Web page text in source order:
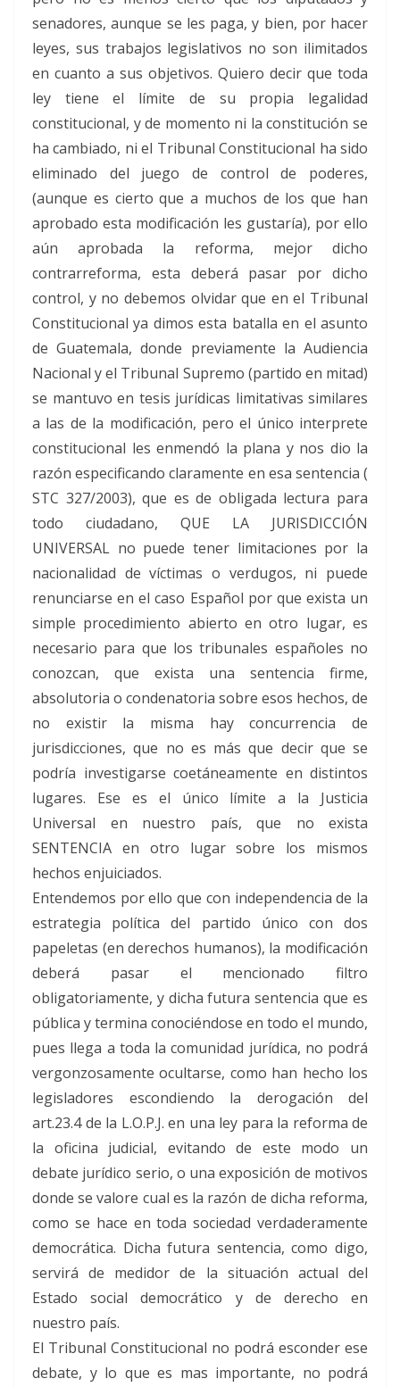
senadores, aunque se les paga, y bien, por hacer
leyes, sus trabajos legislativos no son ilimitados
en cuanto a sus objetivos. Quiero decir que toda
ley tiene el límite de su propia legalidad
constitucional, y de momento ni la constitución se
ha cambiado, ni el Tribunal Constitucional ha sido
eliminado del juego de control de poderes,
(aunque es cierto que a muchos de los que han
aprobado esta modificación les gustaría), por ello
aún aprobada la reforma, mejor dicho
contrarreforma, esta deberá pasar por dicho
control, y no debemos olvidar que en el Tribunal
Constitucional ya dimos esta batalla en el asunto
de Guatemala, donde previamente la Audiencia
Nacional y el Tribunal Supremo (partido en mitad)
se mantuvo en tesis jurídicas limitativas similares
a las de la modificación, pero el único interprete
constitucional les enmendó la plana y nos dio la
razón especificando claramente en esa sentencia (
STC 327/2003), que es de obligada lectura para
todo ciudadano, QUE LA JURISDICCIÓN
UNIVERSAL no puede tener limitaciones por la
nacionalidad de víctimas o verdugos, ni puede
renunciarse en el caso Español por que exista un
simple procedimiento abierto en otro lugar, es
necesario para que los tribunales españoles no
conozcan, que exista una sentencia firme,
absolutoria o condenatoria sobre esos hechos, de
no existir la misma hay concurrencia de
jurisdicciones, que no es más que decir que se
podría investigarse coetáneamente en distintos
lugares. Ese es el único límite a la Justicia
Universal en nuestro país, que no exista
SENTENCIA en otro lugar sobre los mismos
hechos enjuiciados.
Entendemos por ello que con independencia de la
estrategia política del partido único con dos
papeletas (en derechos humanos), la modificación
deberá pasar el mencionado filtro
obligatoriamente, y dicha futura sentencia que es
pública y termina conociéndose en todo el mundo,
pues llega a toda la comunidad jurídica, no podrá
vergonzosamente ocultarse, como han hecho los
legisladores escondiendo la derogación del
art.23.4 de la L.O.P.J. en una ley para la reforma de
la oficina judicial, evitando de este modo un
debate jurídico serio, o una exposición de motivos
donde se valore cual es la razón de dicha reforma,
como se hace en toda sociedad verdaderamente
democrática. Dicha futura sentencia, como digo,
servirá de medidor de la situación actual del
Estado social democrático y de derecho en
nuestro país.
El Tribunal Constitucional no podrá esconder ese
debate, y lo que es mas importante, no podrá